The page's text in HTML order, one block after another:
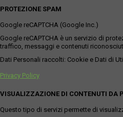
PROTEZIONE SPAM
Google reCAPTCHA (Google Inc.)
Google reCAPTCHA è un servizio di
traffico, messaggi e contenuti
Dati Personali raccolti: Cookie e Dati di
Privacy Policy
VISUALIZZAZIONE DI CONTENUTI DA
Questo tipo di servizi permette di